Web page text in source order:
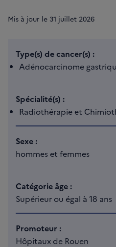
Mis à jour le 31 juillet 2026
Type(s) de cancer(s) :
Adénocarcinome
Spécialité(s) :
Radiothérapie et
Sexe :
hommes et femmes
Catégorie âge :
Supérieur ou égal à 18 ans
Promoteur :
Hôpitaux de Rouen